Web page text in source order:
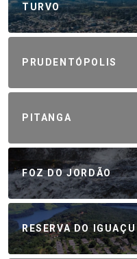
TURVO
PRUDENTÓPOLIS
PITANGA
FOZ DO JORDÃO
RESERVA DO IGUAÇU